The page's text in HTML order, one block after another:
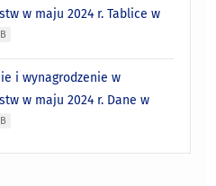
w maju 2024 r. Tablice w
i wynagrodzenie w
w maju 2024 r. Dane w